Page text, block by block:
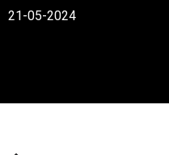
21-05-2024